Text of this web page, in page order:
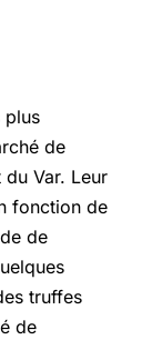
plus
de
Var. Leur
fonction de
de
truffes
de